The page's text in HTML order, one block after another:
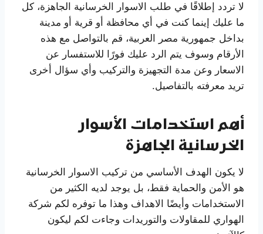
لا تردد إطلاقًا في طلب الاسوار الخرسانية الجاهزة، كل
ما عليك إينما كنت في أي محافظة أو قرية أو مدينة
بداخل جمهورية مصر العربية، قم بالتواصل مع هذه
الأرقام وسوف يتم الرد عليك فورًا للاستفسار عن
الاسعار وعن مدة التجهيزة والتركيب وأي سؤال أخرى
تريد معرفته بالتفاصيل.
أهم استخدامات الأسوار
الخرسانية الجاهزة
لا يكون الهدف الأساسي من تركيب الاسوار الخرسانية
هو الأمن والحماية فقط، بل يوجد لديه الكثير من
الاستخدامات وأيضًا الاهداف وهذا ما توفره لكم شركة
الهواري للمقاولات والتوريدات وجاءت لكم ليكون